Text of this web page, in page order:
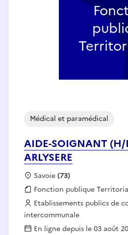
AIDE-SOIGNANT (H/
ARLYSERE
Médical et paramédical
Localisation :
Savoie(73)
Fonction publique :
Fonction publique
Employeur :
Etablissements publics de
intercommunale
En ligne depuis le 03 août